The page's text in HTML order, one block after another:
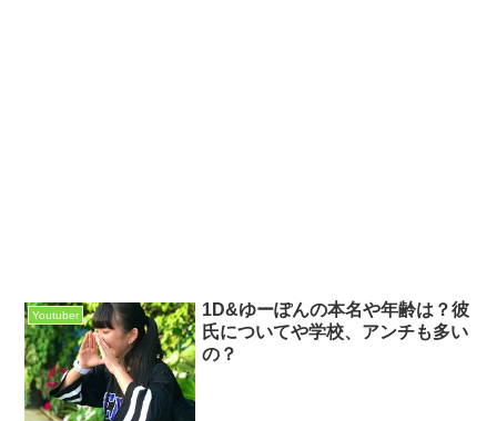
Youtuber
1D&ゆーぽんの本名や年齢は？彼
氏についてや学校、アンチも多い
の？